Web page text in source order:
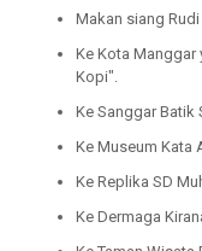
Makan siang
Ke Kota Manggar
Kopi".
Ke Sanggar Batik
Ke Museum Kata
Ke Replika SD
Ke Dermaga